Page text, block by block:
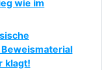
wie im
klagt!